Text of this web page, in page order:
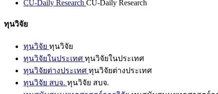
CU-Daily Research CU-Daily Research
ทุนวิจัย
ทุนวิจัย ทุนวิจัย
ทุนวิจัยในประเทศ ทุนวิจัยในประเทศ
ทุนวิจัยต่างประเทศ ทุนวิจัยต่างประเทศ
ทุนวิจัย สบจ. ทุนวิจัย สบจ.